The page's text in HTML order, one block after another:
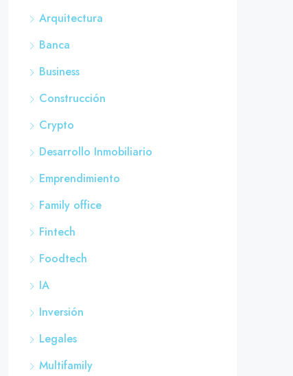
Arquitectura
Banca
Business
Construcción
Crypto
Desarrollo Inmobiliario
Emprendimiento
Family office
Fintech
Foodtech
IA
Inversión
Legales
Multifamily